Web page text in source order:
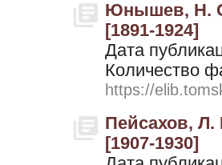
Юнышев, Н.
[1891-1924]
Дата
Количество
https://
Пейсахов,
[1907-1930]